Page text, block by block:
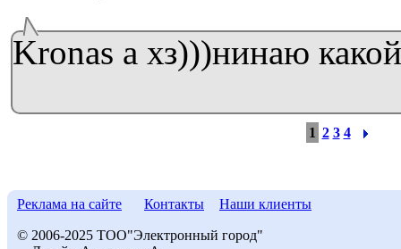
Kronas а хз)))нинаю
1 2 3 4
Реклама на сайте Контакты Наши клиенты
© 2006-2025 ТОО"Электронный город"